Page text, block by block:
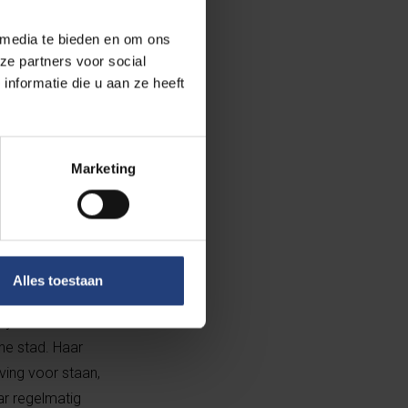
te bieden en om ons
partners voor social
die u aan ze heeft
Marketing
Alles toestaan
met
zijn onder
De
stad. Haar
voor staan,
regelmatig